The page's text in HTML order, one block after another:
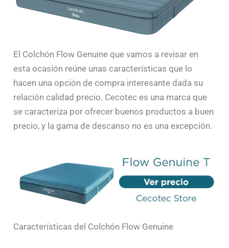
El Colchón Flow Genuine que vamos a revisar en
esta ocasión reúne unas características que lo
hacen una opción de compra interesante dada su
relación calidad precio. Cecotec es una marca que
se caracteriza por ofrecer buenos productos a buen
precio, y la gama de descanso no es una excepción.
Características del Colchón Flow Genuine